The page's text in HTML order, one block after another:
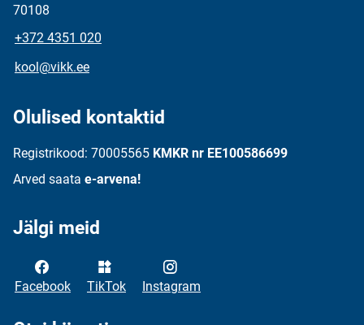
70108
+372 4351 020
kool@vikk.ee
Olulised kontaktid
Registrikood: 70005565 KMKR nr EE100586699
Arved saata e-arvena!
Jälgi meid
Facebook TikTok Instagram